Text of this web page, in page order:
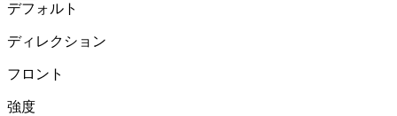
デフォルト
ディレクション
フロント
強度